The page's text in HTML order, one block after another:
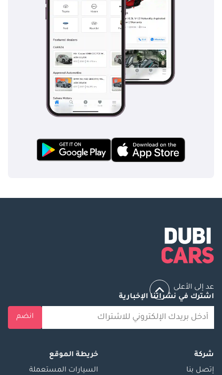
عد إلى الأعلى
اشترك في نشراتنا الإخبارية
انضم
شركة
إتصل بنا
خريطة الموقع
السيارات المستعملة